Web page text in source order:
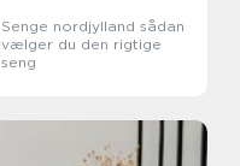
Senge nordjylland sådan
vælger du den rigtige
seng